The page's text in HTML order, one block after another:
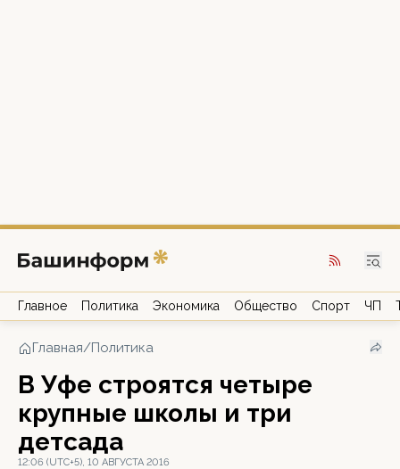
Главное Политика Экономика Общество Спорт ЧП
Главная/Политика
В Уфе строятся четыре
крупные школы и три
детсада
12:06 (UTC+5), 10 АВГУСТА 2016